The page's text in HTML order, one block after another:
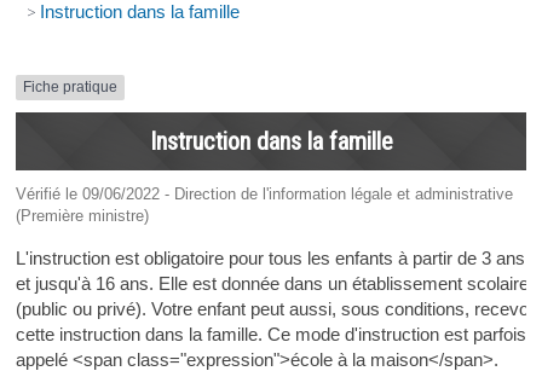
> Instruction dans la famille
Fiche pratique
Instruction dans la famille
Vérifié le 09/06/2022 - Direction de l'information légale et administrative
(Première ministre)
L'instruction est obligatoire pour tous les enfants à partir de 3 ans
et jusqu'à 16 ans. Elle est donnée dans un établissement scolaire
(public ou privé). Votre enfant peut aussi, sous conditions, recevoir
cette instruction dans la famille. Ce mode d'instruction est parfois
appelé <span class="expression">école à la maison</span>.